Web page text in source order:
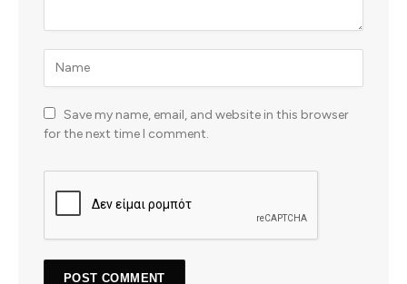
Save my name, email, and website in this browser
for the next time I comment.